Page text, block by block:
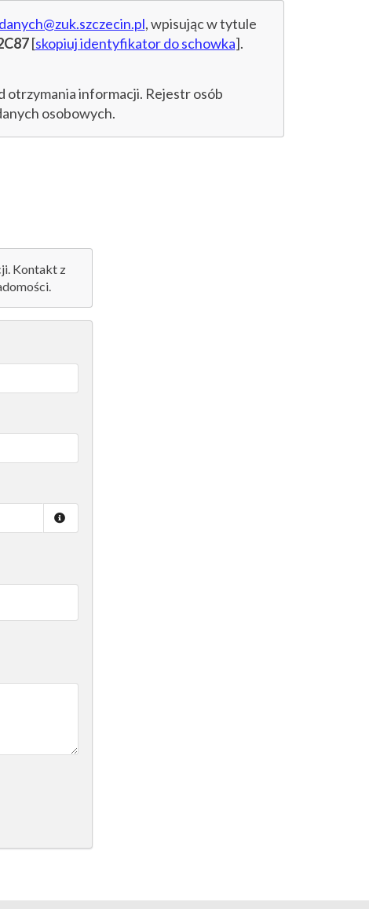
, wpisując w tytule
[skopiuj identyfikator do schowka].
otrzymania informacji. Rejestr osób
osobowych.
Kontakt z